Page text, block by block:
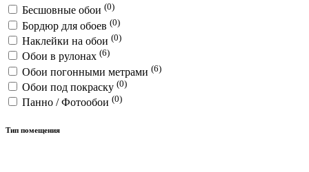
Бесшовные обои (0)
Бордюр для обоев (0)
Наклейки на обои (0)
Обои в рулонах (6)
Обои погонными метрами (6)
Обои под покраску (0)
Панно / Фотообои (0)
Тип помещения